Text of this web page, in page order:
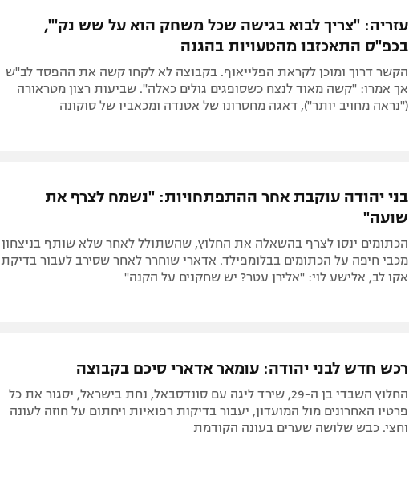
הפועל חיפה
הפועל באר שבע
מכבי נתניה
בני יהודה
ליגות נוספות
עזריה: "צריך לבוא בגישה שכל משחק הוא על שש נק'",
בכפ"ס התאכזבו מהטעויות בהגנה
הקשר דרוך ומוכן לקראת הפלייאוף. בקבוצה לא לקחו קשה את ההפסד לב"ש
אך אמרו: "קשה מאוד לנצח כשסופגים גולים כאלה". שביעות רצון מטראורה
("נראה מחויב יותר"), דאגה מחסרונו של אטנדה ומכאביו של סוקונה
בני יהודה עוקבת אחר ההתפתחויות: "נשמח לצרף את
שועה"
הכתומים ינסו לצרף בהשאלה את החלוץ, שהשתולל לאחר שלא שותף בניצחון
מכבי חיפה על הכתומים בבלומפילד. אדארי שוחרר לאחר שסירב לעבור בדיקת
אקו לב, אלישע לוי: "אלירן עטר? יש שחקנים על הקנה"
רכש חדש לבני יהודה: עומאר אדארי סיכם בקבוצה
החלוץ השבדי בן ה-29, שירד ליגה עם סונדסבאל, נחת בישראל, יסגור את כל
פרטיו האחרונים מול המועדון, יעבור בדיקות רפואיות ויחתום על חוזה לעונה
וחצי. כבש שלושה שערים בעונה הקודמת